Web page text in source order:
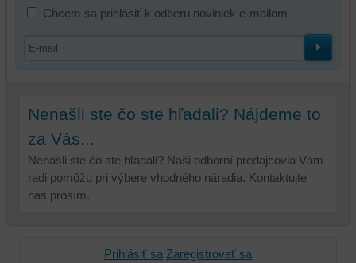
Chcem sa prihlásiť k odberu noviniek e-mailom
Nenašli ste čo ste hľadali? Nájdeme to
za Vás...
Nenašli ste čo ste hľadali? Naši odborní predajcovia Vám
radi pomôžu pri výbere vhodného náradia. Kontaktujte
nás prosím.
Prihlásiť sa Zaregistrovať sa